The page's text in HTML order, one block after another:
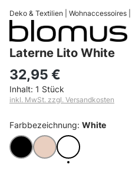
Deko & Textilien Wohnaccessoires
Laterne Lito White
32,95 €
Inhalt: 1 Stück
inkl. MwSt. zzgl. Versandkosten
Farbbezeichnung: White
Black NomadWhite